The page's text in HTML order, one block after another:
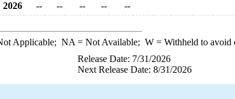
2026
-- -- -- -- --
Applicable; NA = Not Available; W= Withheld to avoid
Release Date: 7/31/2026
Next Release Date: 8/31/2026